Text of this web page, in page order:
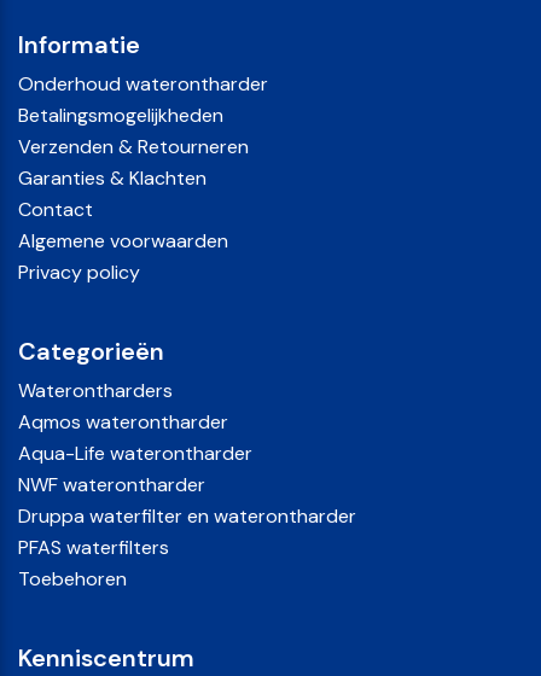
Informatie
Onderhoud waterontharder
Betalingsmogelijkheden
Verzenden & Retourneren
Garanties & Klachten
Contact
Algemene voorwaarden
Privacy policy
Categorieën
Waterontharders
Aqmos waterontharder
Aqua-Life waterontharder
NWF waterontharder
Druppa waterfilter en waterontharder
PFAS waterfilters
Toebehoren
Kenniscentrum